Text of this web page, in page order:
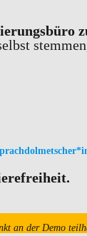
an der Demo